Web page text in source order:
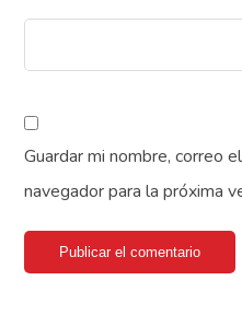
Guardar mi nombre, correo
navegador para la próxima
Publicar el comentario